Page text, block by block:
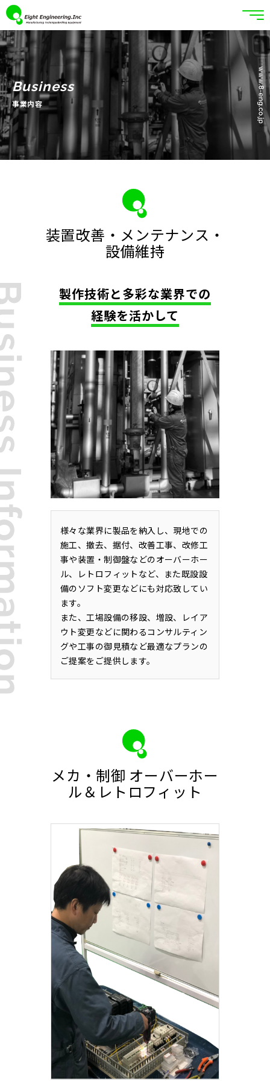
Business
事業内容
装置改善・メンテナンス・
設備維持
製作技術と多彩な業界での
経験を活かして
様々な業界に製品を納入し、現地での
施工、撤去、据付、改善工事、改修工
事や装置・制御盤などのオーバーホー
ル、レトロフィットなど、また既設設
備のソフト変更などにも対応致してい
ます。
また、工場設備の移設、増設、レイア
ウト変更などに関わるコンサルティン
グや工事の御見積など最適なプランの
ご提案をご提供します。
メカ・制御 オーバーホー
ル＆レトロフィット